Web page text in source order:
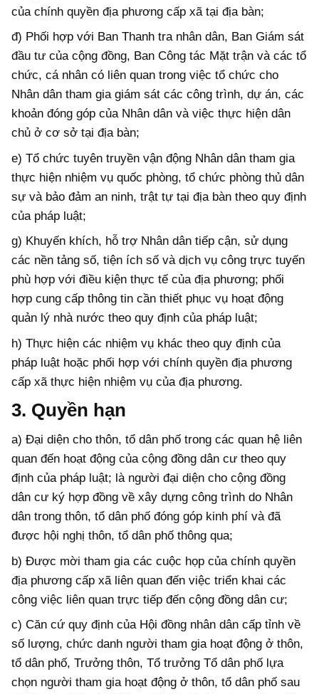
của chính quyền địa phương cấp xã tại địa bàn;
đ) Phối hợp với Ban Thanh tra nhân dân, Ban Giám sát
đầu tư của cộng đồng, Ban Công tác Mặt trận và các tổ
chức, cá nhân có liên quan trong việc tổ chức cho
Nhân dân tham gia giám sát các công trình, dự án, các
khoản đóng góp của Nhân dân và việc thực hiện dân
chủ ở cơ sở tại địa bàn;
e) Tổ chức tuyên truyền vận động Nhân dân tham gia
thực hiện nhiệm vụ quốc phòng, tổ chức phòng thủ dân
sự và bảo đảm an ninh, trật tự tại địa bàn theo quy định
của pháp luật;
g) Khuyến khích, hỗ trợ Nhân dân tiếp cận, sử dụng
các nền tảng số, tiện ích số và dịch vụ công trực tuyến
phù hợp với điều kiện thực tế của địa phương; phối
hợp cung cấp thông tin cần thiết phục vụ hoạt động
quản lý nhà nước theo quy định của pháp luật;
h) Thực hiện các nhiệm vụ khác theo quy định của
pháp luật hoặc phối hợp với chính quyền địa phương
cấp xã thực hiện nhiệm vụ của địa phương.
3. Quyền hạn
a) Đại diện cho thôn, tổ dân phố trong các quan hệ liên
quan đến hoạt động của cộng đồng dân cư theo quy
định của pháp luật; là người đại diện cho cộng đồng
dân cư ký hợp đồng về xây dựng công trình do Nhân
dân trong thôn, tổ dân phố đóng góp kinh phí và đã
được hội nghị thôn, tổ dân phố thông qua;
b) Được mời tham gia các cuộc họp của chính quyền
địa phương cấp xã liên quan đến việc triển khai các
công việc liên quan trực tiếp đến cộng đồng dân cư;
c) Căn cứ quy định của Hội đồng nhân dân cấp tỉnh về
số lượng, chức danh người tham gia hoạt động ở thôn,
tổ dân phố, Trưởng thôn, Tổ trưởng Tổ dân phố lựa
chọn người tham gia hoạt động ở thôn, tổ dân phố sau